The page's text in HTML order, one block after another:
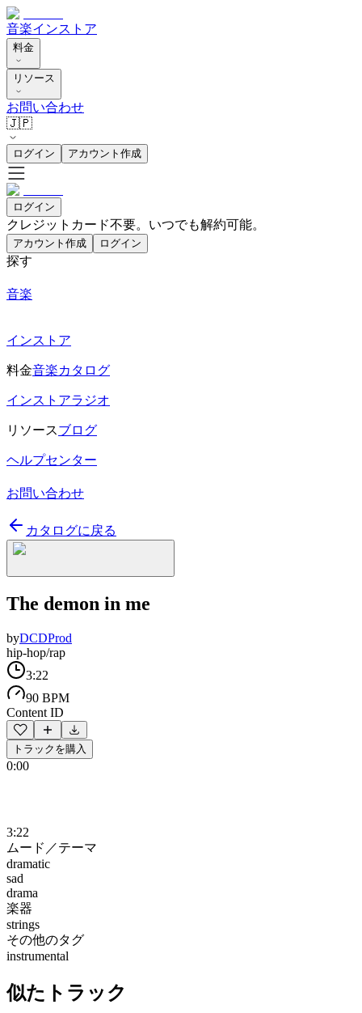
音楽インストア
料金
リソース
お問い合わせ
🇯🇵
ログイン アカウント作成
ログイン
クレジットカード不要。いつでも解約可能。
アカウント作成 ログイン
探す
音楽
インストア
料金音楽カタログ
インストアラジオ
リソースブログ
ヘルプセンター
お問い合わせ
カタログに戻る
The demon in me
byDCDProd
hip-hop/rap
3:22
90 BPM
Content ID
トラックを購入
0:00
3:22
ムード／テーマ
dramatic
sad
drama
楽器
strings
その他のタグ
instrumental
似たトラック